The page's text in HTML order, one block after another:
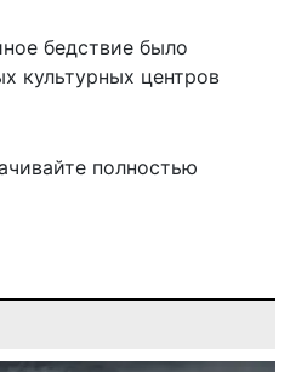
бедствие было
культурных центров
полностью